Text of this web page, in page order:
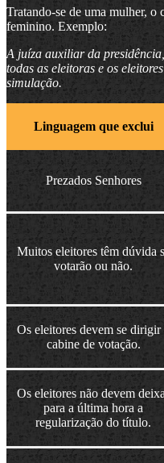
Tratando-se de uma mulher, o
feminino. Exemplo:
A juíza auxiliar da
todas as eleitoras e os
simulação.
Linguagem que exclui
Prezados Senhores
Muitos eleitores têm dúvida
votarão ou não.
Os eleitores devem se dirigir
cabine de votação.
Os eleitores não devem
para a última hora a
regularização do título.